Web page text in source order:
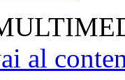
al